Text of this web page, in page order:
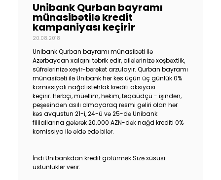
Service network
About bank
Sustainability
Cashback
Unibank Qurban bayramı
münasibətilə kredit
kampaniyası keçirir
20.08.2018
Unibank Qurban bayramı münasibəti ilə
Azərbaycan xalqını təbrik edir, ailələrinizə xoşbəxtlik,
süfrələrinizə xeyir-bərəkət arzulayır. Qurban bayramı
münasibəti ilə Unibank hər kəs üçün üç günlük 0%
komissiyalı nağd istehlak krediti aksiyası
keçirir. Hərbçi, müəllim, həkim, təqaüdçü - işindən,
peşəsindən asılı olmayaraq rəsmi gəliri olan hər
kəs avqustun 21-i, 24-ü və 25-də Unibank
fililallarına gələrək 20.000 AZN-dək nağd krediti 0%
komissiya ilə əldə edə bilər.
İndi Unibankdan kredit götürmək Sizə xüsusi
üstünlüklər verir: